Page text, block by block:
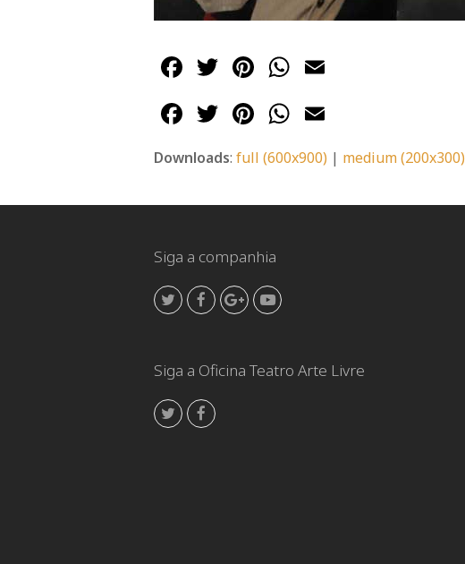
Facebook
Twitter
Pinterest
WhatsApp
Facebook
Twitter
Pinterest
WhatsApp
Downloads: full (600x900) | medium (200x300)
Siga a companhia
TwitterFacebookGooglePlus
Youtube
Siga a Oficina Teatro Arte Livre
TwitterFacebook